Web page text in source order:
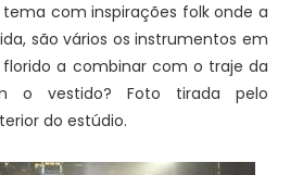
com inspirações folk onde a
são vários os instrumentos em
a combinar com o traje da
o vestido? Foto tirada pelo
do estúdio.